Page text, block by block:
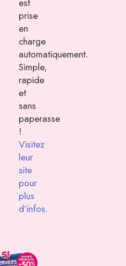
est
prise
en
charge
automatiquement.
Simple,
rapide
et
sans
paperasse
!
Visitez
leur
site
pour
plus
d’infos.